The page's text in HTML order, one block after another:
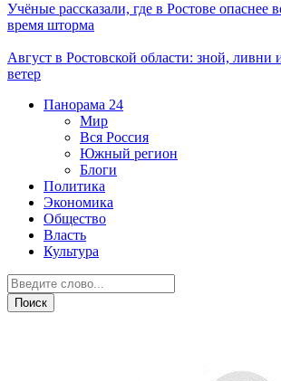
Учёные рассказали, где в Ростове опаснее
время шторма
Август в Ростовской области: зной, ливни
ветер
Панорама 24
Мир
Вся Россия
Южный регион
Блоги
Политика
Экономика
Общество
Власть
Культура